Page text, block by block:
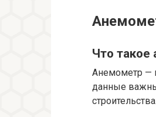
Что такое
Анемометр —
данные важны
строительства.